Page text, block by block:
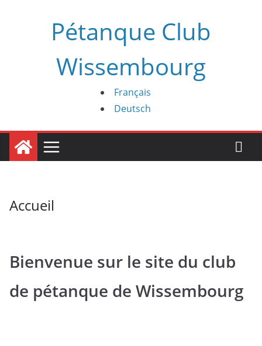
Pétanque Club
Wissembourg
Français
Deutsch
Accueil
Bienvenue sur le site du club
de pétanque de Wissembourg